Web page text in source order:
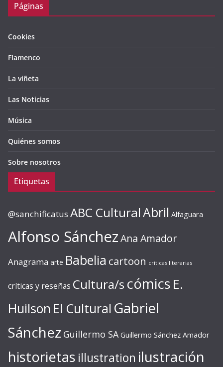
Páginas
Cookies
Flamenco
La viñeta
Las Noticias
Música
Quiénes somos
Sobre nosotros
Etiquetas
@sanchificatus ABC CulturalAbril Alfaguara
Alfonso SánchezAna Amador
Anagrama arte Babelia cartoon críticas literarias
críticas y reseñas Cultura/s cómics E.
Huilson El Cultural Gabriel
Sánchez Guillermo SA Guillermo Sánchez Amador
historietas illustration ilustración